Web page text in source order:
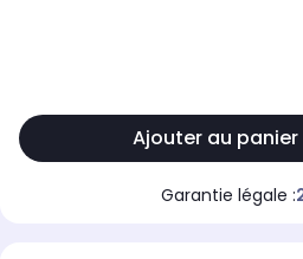
Ajouter au panier
Garantie légale :